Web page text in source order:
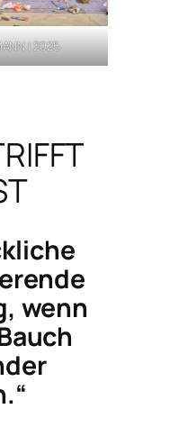
| 2025
wenn